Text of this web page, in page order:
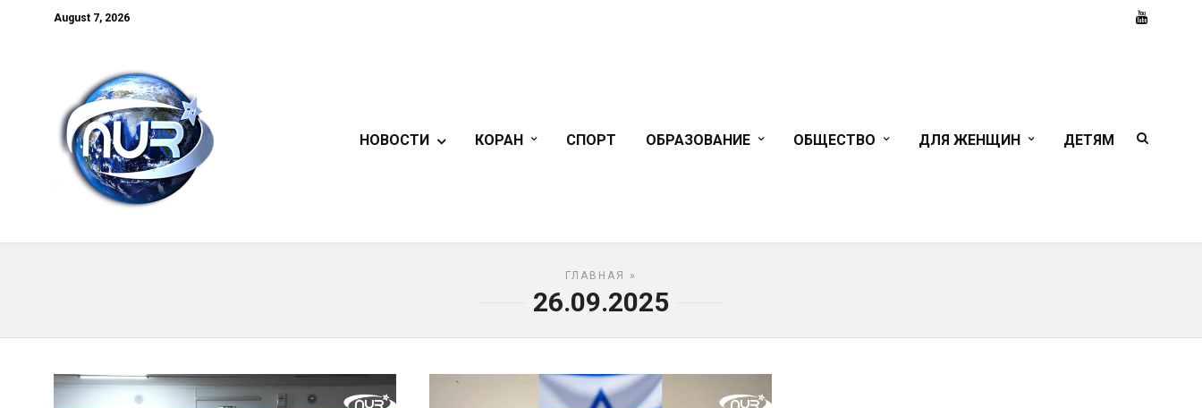
August 7, 2026
НОВОСТИ КОРАН СПОРТ ОБРАЗОВАНИЕ ОБЩЕСТВО ДЛЯ ЖЕНЩИН ДЕТЯМ
ГЛАВНАЯ »
26.09.2025